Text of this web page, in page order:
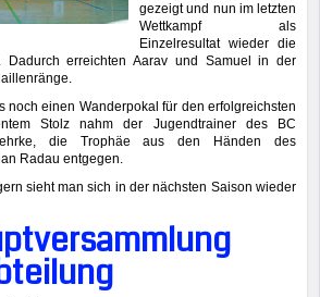
gezeigt und nun im letzten
Wettkampf als
Einzelresultat wieder die
erreichten Aarav und Samuel in der
noch einen Wanderpokal für den erfolgreichsten
Stolz nahm der Jugendtrainer des BC
die Trophäe aus den Händen des
Radau entgegen.
sieht man sich in der nächsten Saison wieder